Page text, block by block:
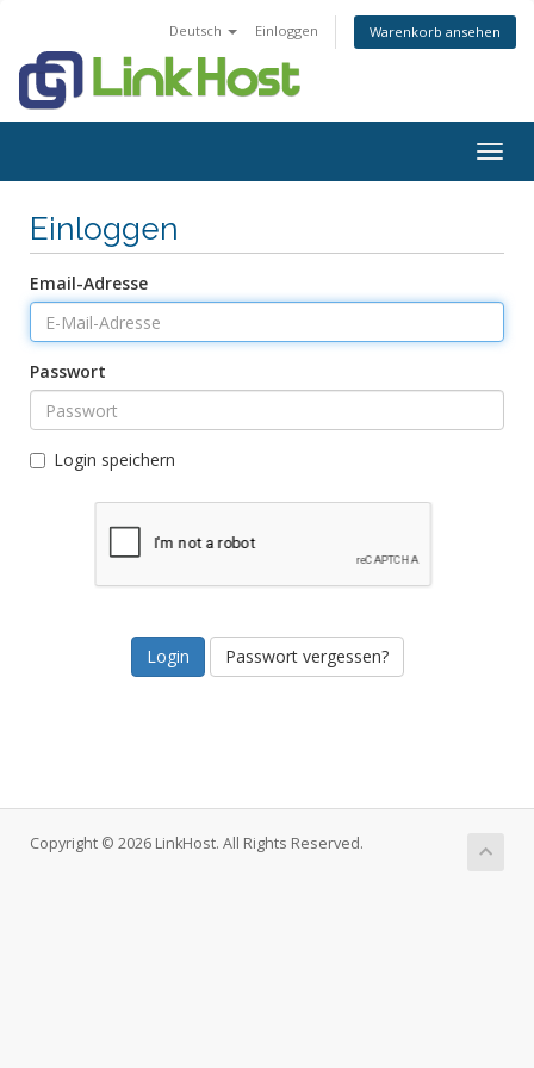
Deutsch Einloggen Warenkorb ansehen
Einloggen
Email-Adresse
Passwort
Login speichern
Passwort vergessen?
Copyright © 2026 LinkHost. All Rights Reserved.